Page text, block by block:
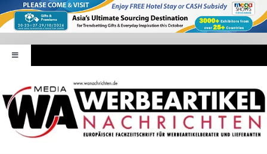
Inhalt
springen
Toggle
Navigation
Werbeartikel Nachrichten
E-Paper